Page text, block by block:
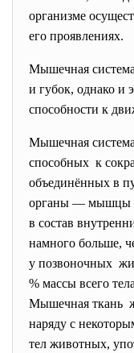
организме
его проявлениях.
Мышечная
и губок, однако и
способности к
Мышечная
способных к
объединённых в
органы — мышцы
в состав
намного больше,
у позвоночных
% массы всего
Мышечная ткань
наряду с
тел животных,